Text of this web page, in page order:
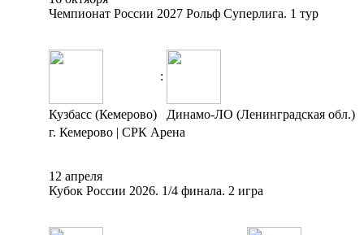
Чемпионат России 2027 Рольф Суперлига. 1 тур
:
Кузбасс (Кемерово)
Динамо-ЛО (Ленинградская обл.)
г. Кемерово | СРК Арена
12 апреля
Кубок России 2026. 1/4 финала. 2 игра